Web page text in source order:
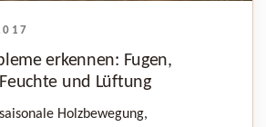
erkennen: Fugen,
und Lüftung
Holzbewegung,